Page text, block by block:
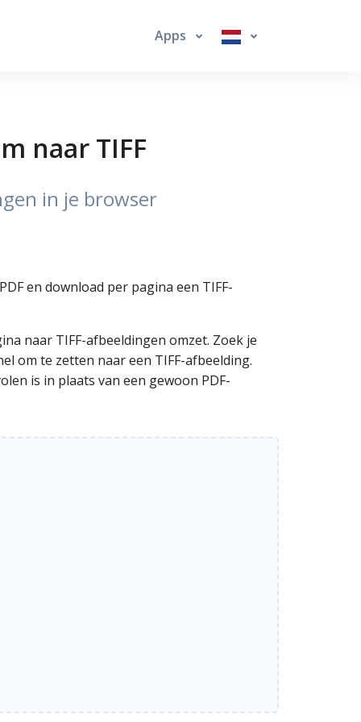
Apps
naar TIFF
in je browser
en download per pagina een TIFF-
naar TIFF-afbeeldingen omzet. Zoek je
om te zetten naar een TIFF-afbeelding.
is in plaats van een gewoon PDF-